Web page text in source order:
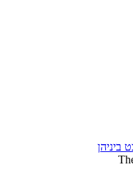
ביניהן